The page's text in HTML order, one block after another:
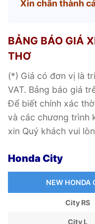
Xin chân thành
BẢNG BÁO GIÁ
THƠ
(*) Giá có đơn vị là
VAT. Bảng báo giá
Để biết chính xác
và các chương trình
xin Quý khách vui
Honda City
NEW HONDA
City RS
City L